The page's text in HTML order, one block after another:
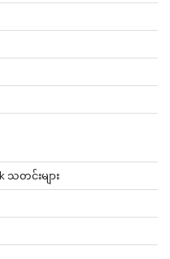
သတင်းများ